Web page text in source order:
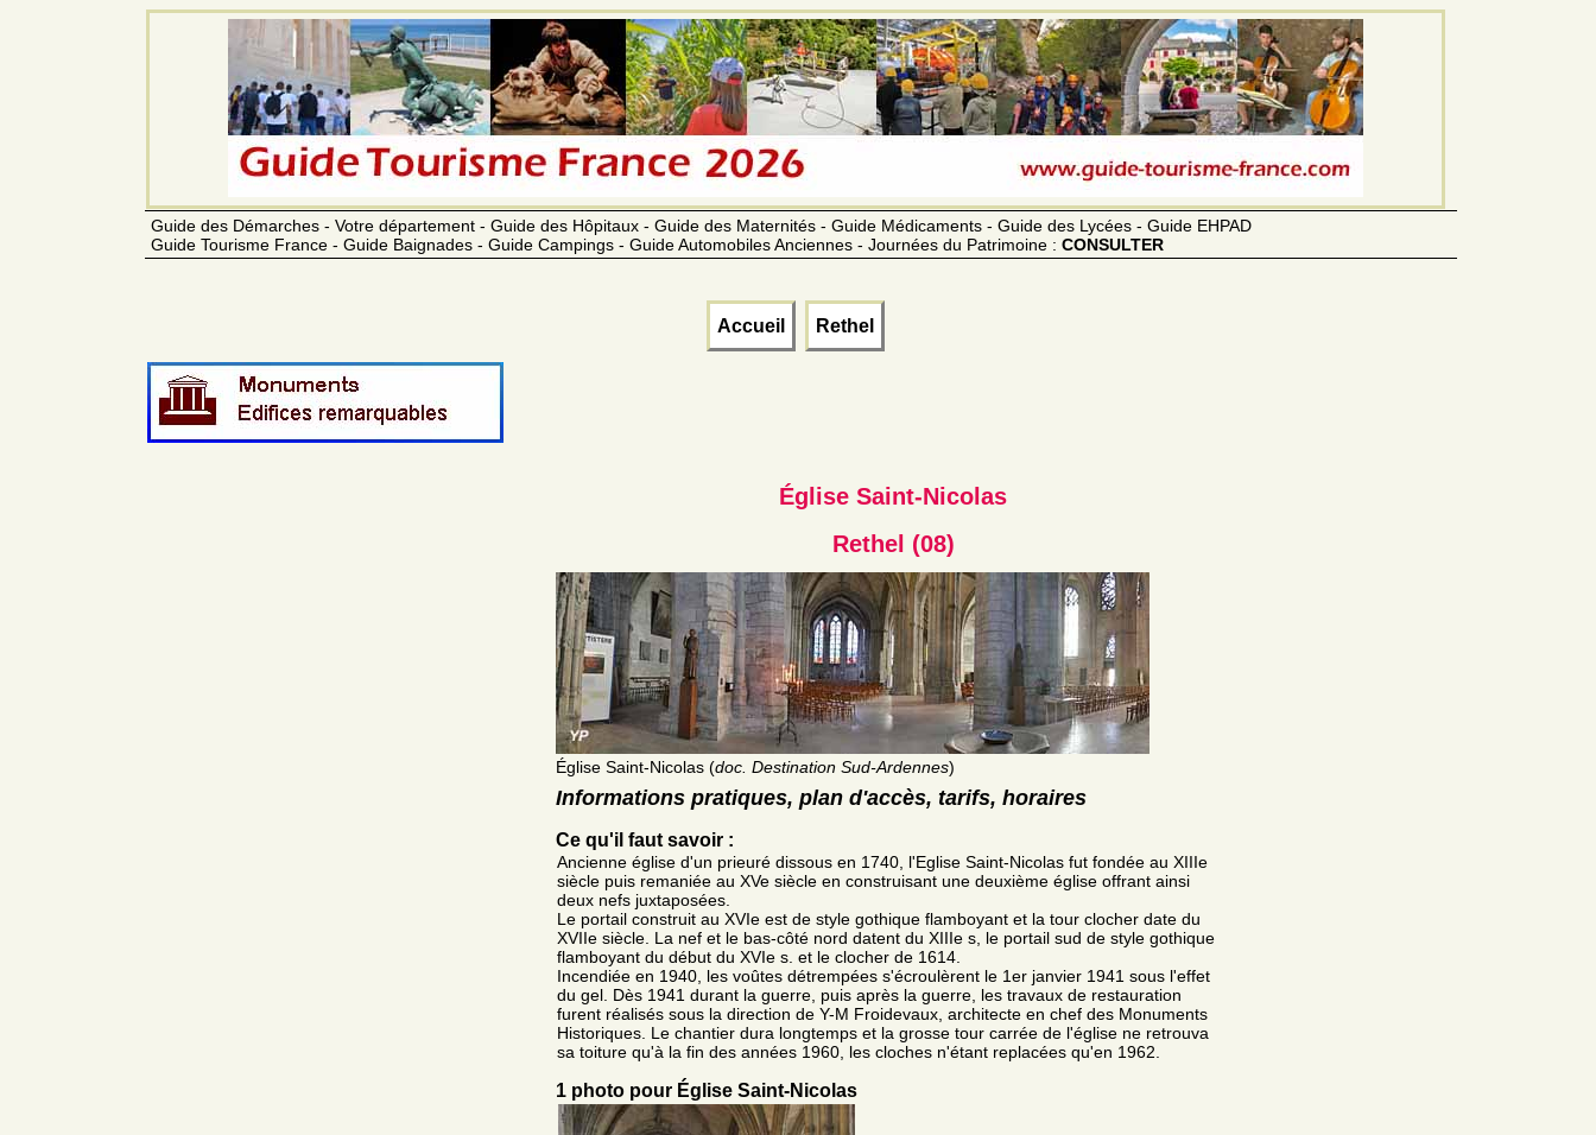
Guide des Démarches - Votre département - Guide des Hôpitaux - Guide des Maternités - Guide Médicaments - Guide des Lycées - Guide EHPAD
Guide Tourisme France - Guide Baignades - Guide Campings - Guide Automobiles Anciennes - Journées du Patrimoine : CONSULTER
Accueil Rethel
Église Saint-Nicolas
Rethel (08)
Église Saint-Nicolas (doc. Destination Sud-Ardennes)
Informations pratiques, plan d'accès, tarifs, horaires
Ce qu'il faut savoir :
Ancienne église d'un prieuré dissous en 1740, l'Eglise Saint-Nicolas fut fondée au XIIIe
siècle puis remaniée au XVe siècle en construisant une deuxième église offrant ainsi
deux nefs juxtaposées.
Le portail construit au XVIe est de style gothique flamboyant et la tour clocher date du
XVIIe siècle. La nef et le bas-côté nord datent du XIIIe s, le portail sud de style gothique
flamboyant du début du XVIe s. et le clocher de 1614.
Incendiée en 1940, les voûtes détrempées s'écroulèrent le 1er janvier 1941 sous l'effet
du gel. Dès 1941 durant la guerre, puis après la guerre, les travaux de restauration
furent réalisés sous la direction de Y-M Froidevaux, architecte en chef des Monuments
Historiques. Le chantier dura longtemps et la grosse tour carrée de l'église ne retrouva
sa toiture qu'à la fin des années 1960, les cloches n'étant replacées qu'en 1962.
1 photo pour Église Saint-Nicolas